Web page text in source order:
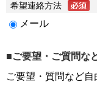
希望連絡方法
メール
■ご要望・ご質問な
ご要望・質問など